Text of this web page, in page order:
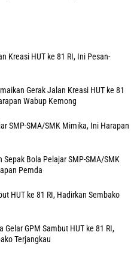
Gerak Jalan Kreasi HUT ke 81
Wabup Kemong
Sepak Bola Pelajar SMP-SMA/SMK
Pemda
Gelar GPM Sambut HUT ke 81 RI,
Terjangkau